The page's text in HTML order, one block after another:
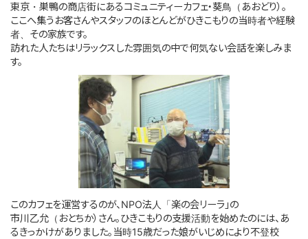
民教協とは
ご意見・ご感想
このサイトについて
東京・巣鴨の商店街にあるコミュニティーカフェ・葵鳥（あおどり）。
ここへ集うお客さんやスタッフのほとんどがひきこもりの当時者や経験
者、その家族です。
訪れた人たちはリラックスした雰囲気の中で何気ない会話を楽しみま
す。
このカフェを運営するのが、NPO法人「楽の会リーラ」の
市川乙允（おとちか）さん。ひきこもりの支援活動を始めたのには、あ
るきっかけがありました。当時15歳だった娘がいじめにより不登校